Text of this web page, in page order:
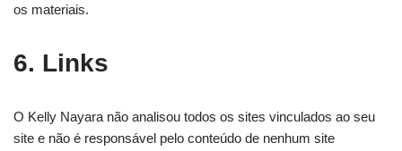
os materiais.
6. Links
O Kelly Nayara não analisou todos os sites vinculados ao seu
site e não é responsável pelo conteúdo de nenhum site